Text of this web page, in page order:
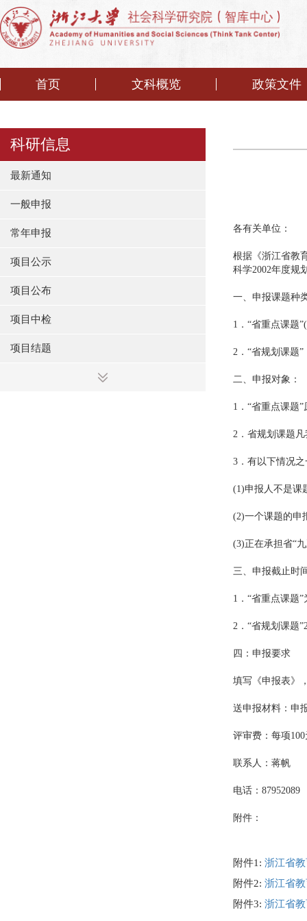
首页 文科概览 政策文件
科研信息
最新通知
一般申报
常年申报
项目公示
项目公布
项目中检
项目结题
各有关单位：
根据《浙江省教
科学2002年度规
一、申报课题种
1．“省重点课题
2．“省规划课题
二、申报对象：
1．“省重点课题
2．省规划课题
3．有以下情况
(1)申报人不是课
(2)一个课题的申
(3)正在承担省“
三、申报截止时
1．“省重点课题”
2．“省规划课题
四：申报要求
填写《申报表》
送申报材料：申
评审费：每项
联系人：蒋帆
电话：87952089
附件：
附件1: 浙江省
附件2: 浙江省
附件3: 浙江省